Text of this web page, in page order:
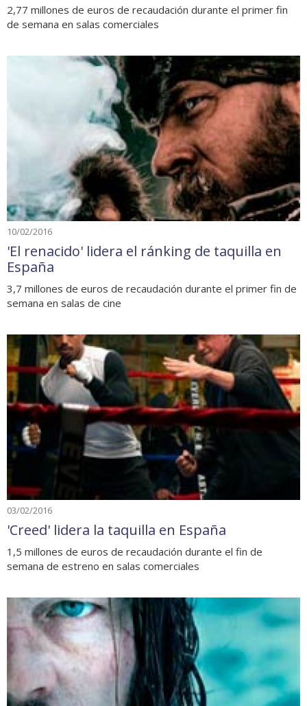
2,77 millones de euros de recaudación durante el primer fin
de semana en salas comerciales
10/02/2016
'El renacido' lidera el ránking de taquilla en
España
3,7 millones de euros de recaudación durante el primer fin de
semana en salas de cine
03/02/2016
'Creed' lidera la taquilla en España
1,5 millones de euros de recaudación durante el fin de
semana de estreno en salas comerciales